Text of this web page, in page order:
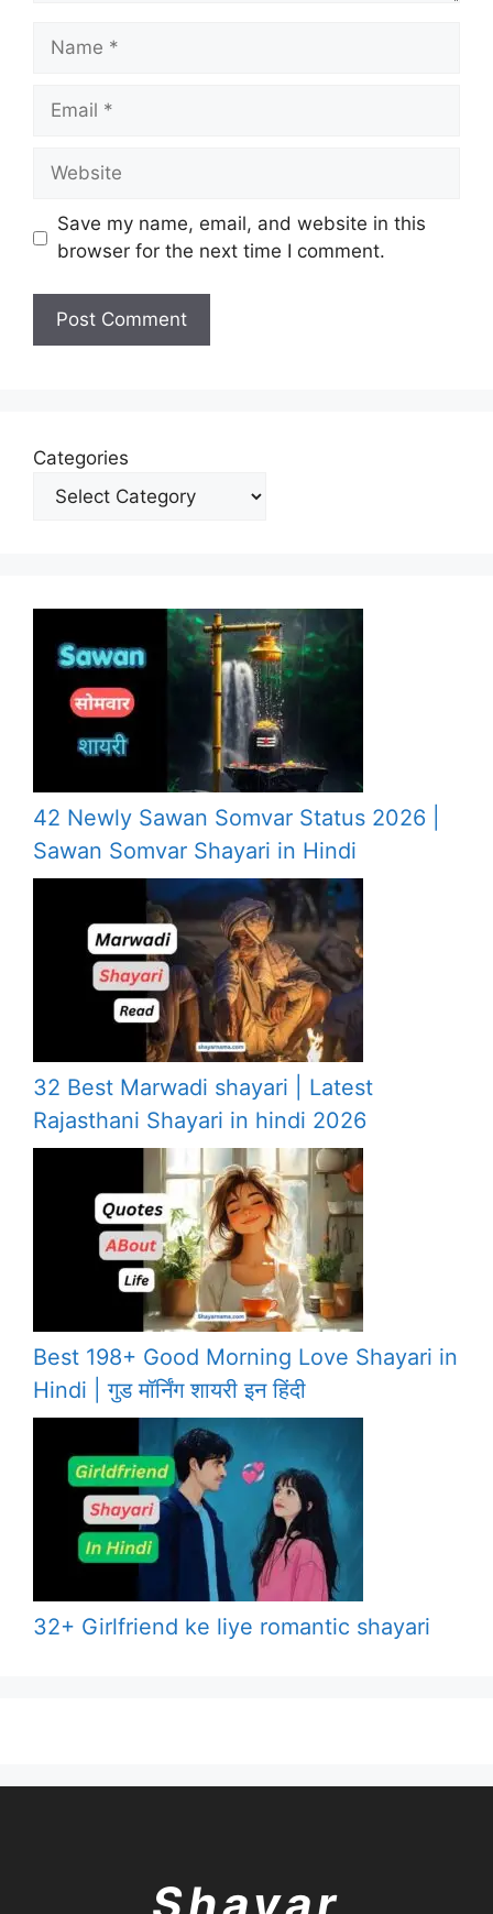
Name
Email
Website
Save my name, email, and website in this
browser for the next time I comment.
Categories
42 Newly Sawan Somvar Status 2026 |
Sawan Somvar Shayari in Hindi
32 Best Marwadi shayari | Latest
Rajasthani Shayari in hindi 2026
Best 198+ Good Morning Love Shayari in
Hindi | गुड मॉर्निंग शायरी इन हिंदी
32+ Girlfriend ke liye romantic shayari